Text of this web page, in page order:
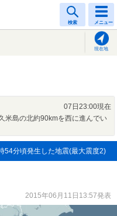
検索 メニュー
現在地
07日23:00現在
米島の北約90kmを西に進んでい
54分頃発生した地震(最大震度2)
2015年06月11日13:57発表